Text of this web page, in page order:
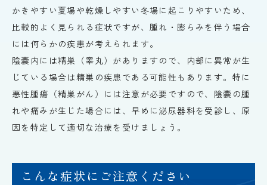
かきやすい夏場や乾燥しやすい冬場に起こりやすいため、
比較的よく見られる症状ですが、腫れ・膨らみを伴う場合
には何らかの疾患が考えられます。
陰嚢内には精巣（睾丸）がありますので、内部に異常が生
じている場合は精巣の疾患である可能性もあります。特に
悪性腫瘍（精巣がん）には注意が必要ですので、陰嚢の腫
れや痛みが生じた場合には、早めに泌尿器科を受診し、原
因を特定して適切な治療を受けましょう。
こんな症状にご注意ください